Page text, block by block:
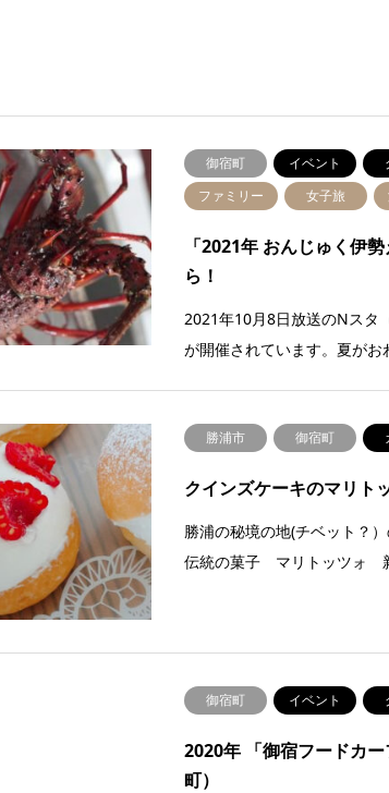
御宿町 イベント
ファミリー
女子旅
「2021年 おんじゅく伊
ら！
2021年10月8日放送のNスタ
が開催されています。夏が
勝浦市 御宿町
クインズケーキのマリト
勝浦の秘境の地(チベット？
伝統の菓子 マリトッツォ
御宿町 イベント
2020年 「御宿フードカ
町）